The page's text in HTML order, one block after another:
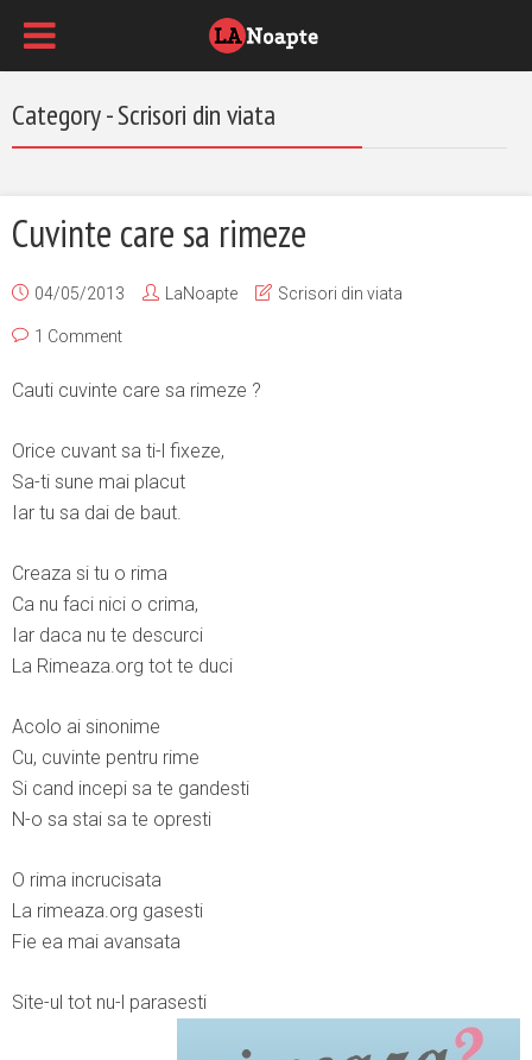
Category - Scrisori din viata
Cuvinte care sa rimeze
04/05/2013 LaNoapte Scrisori din viata
1 Comment
Cauti cuvinte care sa rimeze ?
Orice cuvant sa ti-l fixeze,
Sa-ti sune mai placut
Iar tu sa dai de baut.
Creaza si tu o rima
Ca nu faci nici o crima,
Iar daca nu te descurci
La Rimeaza.org tot te duci
Acolo ai sinonime
Cu, cuvinte pentru rime
Si cand incepi sa te gandesti
N-o sa stai sa te opresti
O rima incrucisata
La rimeaza.org gasesti
Fie ea mai avansata
Site-ul tot nu-l parasesti